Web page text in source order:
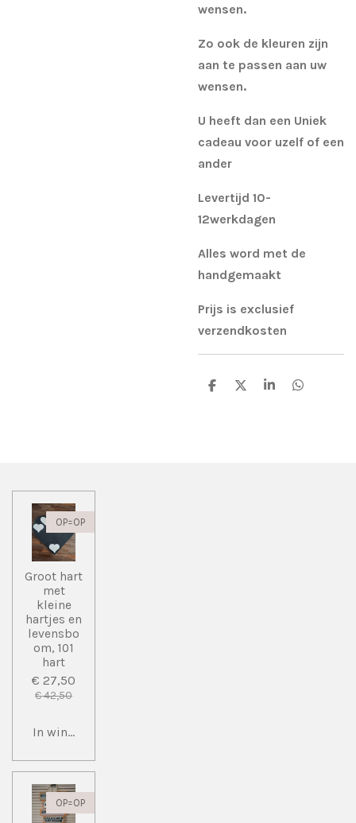
wensen.
Zo ook de kleuren zijn
aan te passen aan uw
wensen.
U heeft dan een Uniek
cadeau voor uzelf of een
ander
Levertijd 10-
12werkdagen
Alles word met de
handgemaakt
Prijs is exclusief
verzendkosten
D
D
S
D
OP=OP
Groot hart
met
kleine
hartjes en
levensbo
om, 101
hart
€ 27,50
€ 42,50
In winkelwagen
OP=OP